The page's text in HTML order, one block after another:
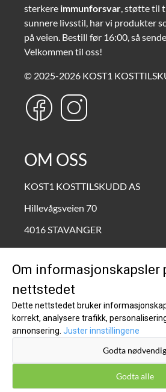
sterkere immunforsvar , støtte til
sunnere livsstil, har vi produkter
på veien. Bestill før 16:00, så
Velkommen til oss!
© 2025-2026 KOST1
OM OSS
KOST1 KOSTTILSKUDD AS
Hillevågsveien 70
4016 STAVANGER
Org. nr. 995690772
Tlf: 90211111
kundeservice@kost1.no
KUNDESERVICE
Om informasjonskapsler
nettstedet
Dette nettstedet bruker
korrekt, analysere trafikk,
annonsering. Juster innstillingene
Godta nødvendig
Godta alle